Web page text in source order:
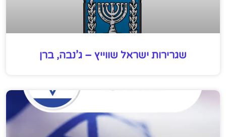
שגרירות ישראל שווייץ – ג’נבה, ברן